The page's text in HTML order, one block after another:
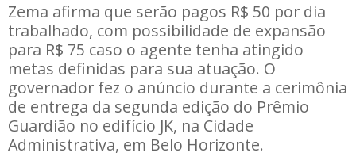
Zema afirma que serão pagos R$ 50 por dia
trabalhado, com possibilidade de expansão
para R$ 75 caso o agente tenha atingido
metas definidas para sua atuação. O
governador fez o anúncio durante a cerimônia
de entrega da segunda edição do Prêmio
Guardião no edifício JK, na Cidade
Administrativa, em Belo Horizonte.